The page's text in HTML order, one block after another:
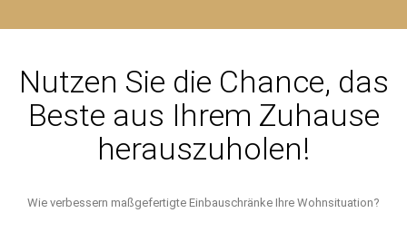
Nutzen Sie die Chance, das
Beste aus Ihrem Zuhause
herauszuholen!
Wie verbessern maßgefertigte Einbauschränke Ihre Wohnsituation?